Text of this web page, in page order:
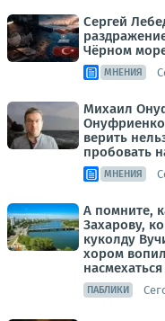
Сергей
Чёрном
МНЕНИЯ
Михаил
верить
пробовать
МНЕНИЯ
А помните,
Захарову,
куколду
хором
ПАБЛИКИ